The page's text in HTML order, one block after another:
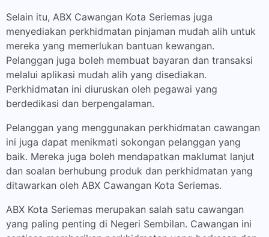
Selain itu, ABX Cawangan Kota Seriemas juga
menyediakan perkhidmatan pinjaman mudah alih untuk
mereka yang memerlukan bantuan kewangan.
Pelanggan juga boleh membuat bayaran dan transaksi
melalui aplikasi mudah alih yang disediakan.
Perkhidmatan ini diuruskan oleh pegawai yang
berdedikasi dan berpengalaman.
Pelanggan yang menggunakan perkhidmatan cawangan
ini juga dapat menikmati sokongan pelanggan yang
baik. Mereka juga boleh mendapatkan maklumat lanjut
dan soalan berhubung produk dan perkhidmatan yang
ditawarkan oleh ABX Cawangan Kota Seriemas.
ABX Kota Seriemas merupakan salah satu cawangan
yang paling penting di Negeri Sembilan. Cawangan ini